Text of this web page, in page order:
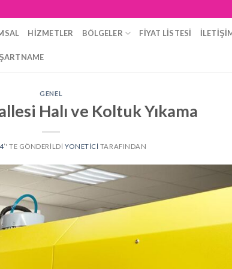
HIZMETLER BÖLGELER FIYAT LISTESI
GENEL
Halı ve Koltuk Yıkama
’' TE GÖNDERILDI YONETICI TARAFINDAN